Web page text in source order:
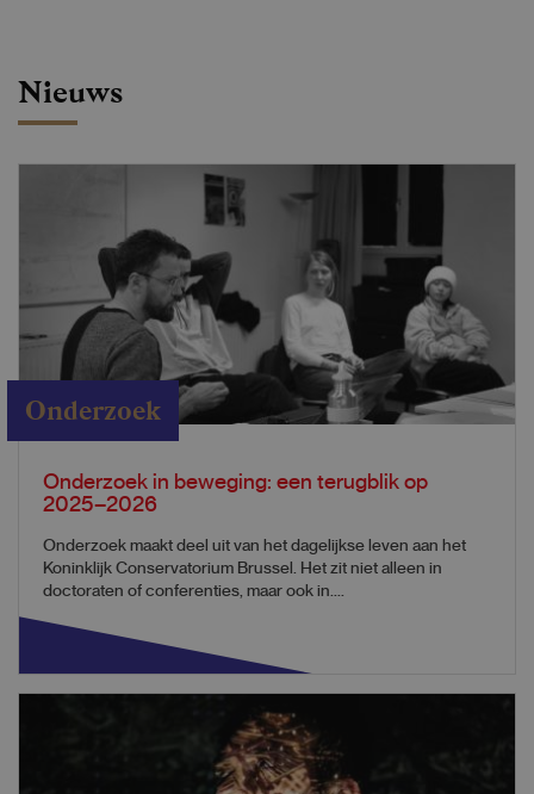
Nieuws
Onderzoek
Onderzoek in beweging: een terugblik op
2025–2026
Onderzoek maakt deel uit van het dagelijkse leven aan het
Koninklijk Conservatorium Brussel. Het zit niet alleen in
doctoraten of conferenties, maar ook in....